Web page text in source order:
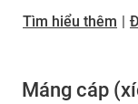
Tìm hiểu thêm
Máng cáp